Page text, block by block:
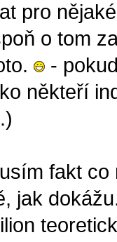
pro
o tom
-
někteří
fakt co
jak